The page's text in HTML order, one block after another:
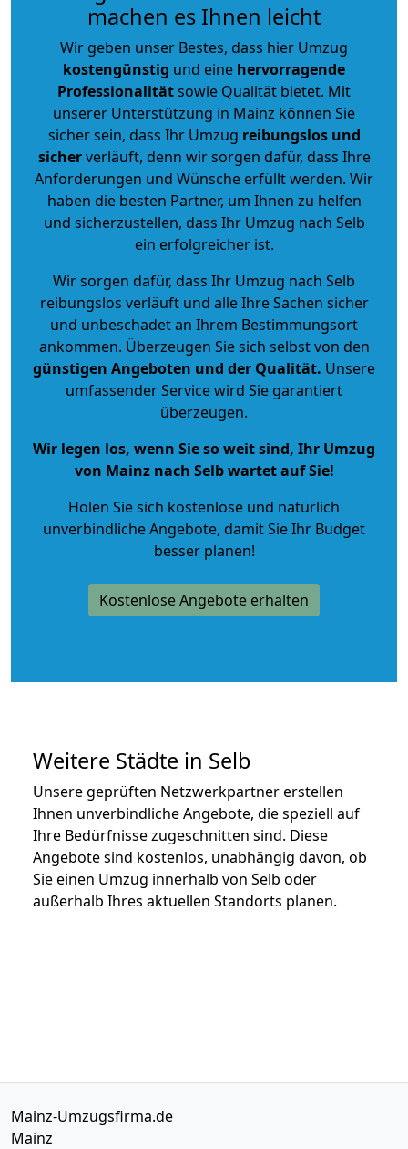
machen es Ihnen leicht
Wir geben unser Bestes, dass hier Umzug
kostengünstig und eine hervorragende
Professionalitätsowie Qualität bietet. Mit
unserer Unterstützung in Mainz können Sie
sicher sein, dass Ihr Umzug reibungslos und
sicherverläuft, denn wir sorgen dafür, dass Ihre
Anforderungen und Wünsche erfüllt werden. Wir
haben die besten Partner, um Ihnen zu helfen
und sicherzustellen, dass Ihr Umzug nach Selb
ein erfolgreicher ist.
Wir sorgen dafür, dass Ihr Umzug nach Selb
reibungslos verläuft und alle Ihre Sachen sicher
und unbeschadet an Ihrem Bestimmungsort
ankommen. Überzeugen Sie sich selbst von den
günstigen Angeboten und der Qualität. Unsere
umfassender Service wird Sie garantiert
überzeugen.
Wir legen los, wenn Sie so weit sind, Ihr Umzug
von Mainz nach Selb wartet auf Sie!
Holen Sie sich kostenlose und natürlich
unverbindliche Angebote, damit Sie Ihr Budget
besser planen!
Kostenlose Angebote erhalten
Weitere Städte in Selb
Unsere geprüften Netzwerkpartner erstellen
Ihnen unverbindliche Angebote, die speziell auf
Ihre Bedürfnisse zugeschnitten sind. Diese
Angebote sind kostenlos, unabhängig davon, ob
Sie einen Umzug innerhalb von Selb oder
außerhalb Ihres aktuellen Standorts planen.
Mainz-Umzugsfirma.de
Mainz